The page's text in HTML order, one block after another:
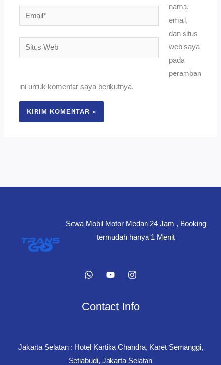
Email*
Situs
Web
nama,
email,
dan situs
web saya
pada
peramban
ini untuk komentar saya berikutnya.
Sewa Mobil Motor Medan 24 Jam , Booking
termudah hanya 1 Menit
Contact Info
Jakarta Selatan : Hotel Kartika Chandra, Karet Semanggi,
Setiabudi, Jakarta Selatan